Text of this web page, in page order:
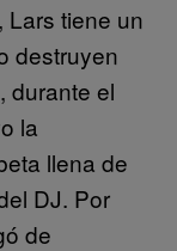
Lars tiene un
destruyen
durante el
la
llena de
DJ. Por
de